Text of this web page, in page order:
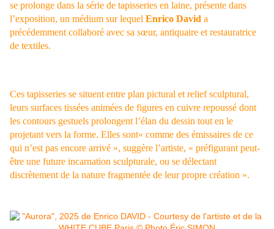
se prolonge dans la série de tapisseries en laine, présente dans
l’exposition, un médium sur lequel Enrico David a
précédemment collaboré avec sa sœur, antiquaire et restauratrice
de textiles.
Ces tapisseries se situent entre plan pictural et relief sculptural,
leurs surfaces tissées animées de figures en cuivre repoussé dont
les contours gestuels prolongent l’élan du dessin tout en le
projetant vers la forme. Elles sont« comme des émissaires de ce
qui n’est pas encore arrivé », suggère l’artiste, « préfigurant peut-
être une future incarnation sculpturale, ou se délectant
discrètement de la nature fragmentée de leur propre création ».